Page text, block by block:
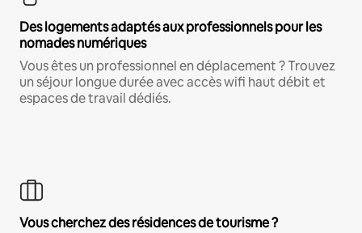
Des logements adaptés aux professionnels pour les
nomades numériques
Vous êtes un professionnel en déplacement ? Trouvez
un séjour longue durée avec accès wifi haut débit et
espaces de travail dédiés.
Vous cherchez des résidences de tourisme ?